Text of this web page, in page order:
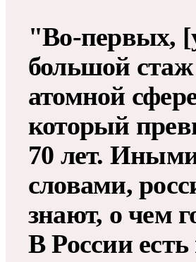
"Во-первых,
большой
атомной
который
70 лет.
словами,
знают, о чем
В России есть